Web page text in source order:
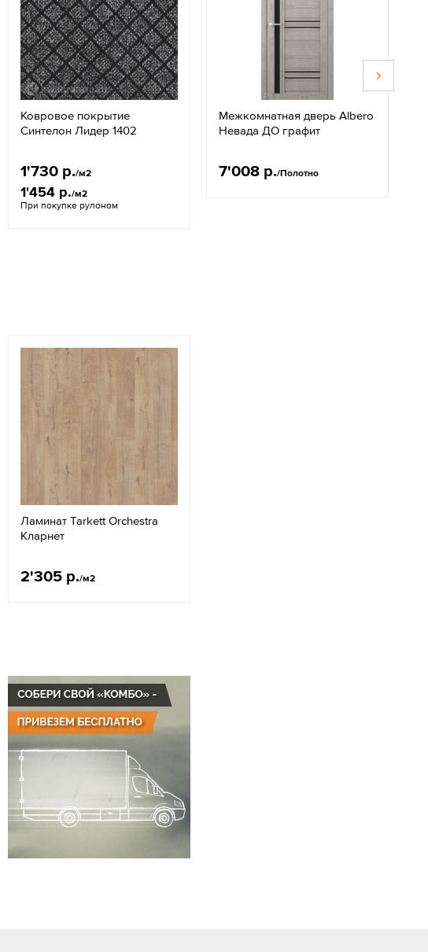
Ковровое покрытие
Синтелон Лидер 1402
1'730 р./м2
1'454 р./м2
При покупке рулоном
Межкомнатная дверь Albero
Невада ДО графит
7'008 р./Полотно
Ламинат Tarkett Orchestra
Кларнет
2'305 р./м2